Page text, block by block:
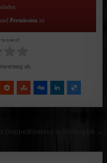
Permission zu
to rate it!
ab.
DoppelFenster in Holzoptik →